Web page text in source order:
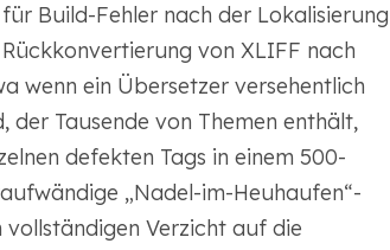
Build-Fehler nach der Lokalisierung
von XLIFF nach
wenn ein Übersetzer versehentlich
der Tausende von Themen enthält,
defekten Tags in einem 500-
„Nadel-im-Heuhaufen“-
Verzicht auf die